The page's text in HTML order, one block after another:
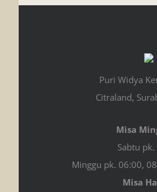
Puri Widya
Citraland,
Misa
Sabtu
Minggu pk. 06:00,
Misa